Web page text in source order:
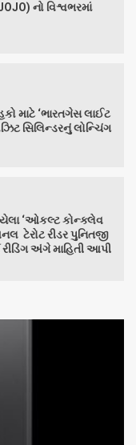
નો વિશ્વભરમાં
માટે ‘ભારતગેસ લાઈટ
સિલિન્ડરનું લોન્ચિંગ
‘ઓકલ્ટ કોન્ક્લેવ
ટેરોટ રીડર પુનિતજી
રીડિંગ અંગે માહિતી આપી